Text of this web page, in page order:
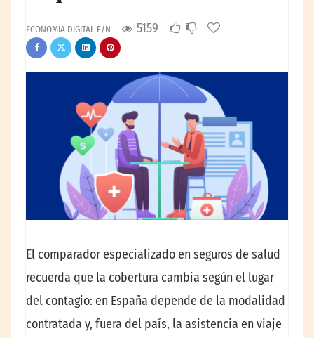
ECONOMÍA DIGITAL E/N 5159
El comparador especializado en seguros de salud
recuerda que la cobertura cambia según el lugar
del contagio: en España depende de la modalidad
contratada y, fuera del país, la asistencia en viaje